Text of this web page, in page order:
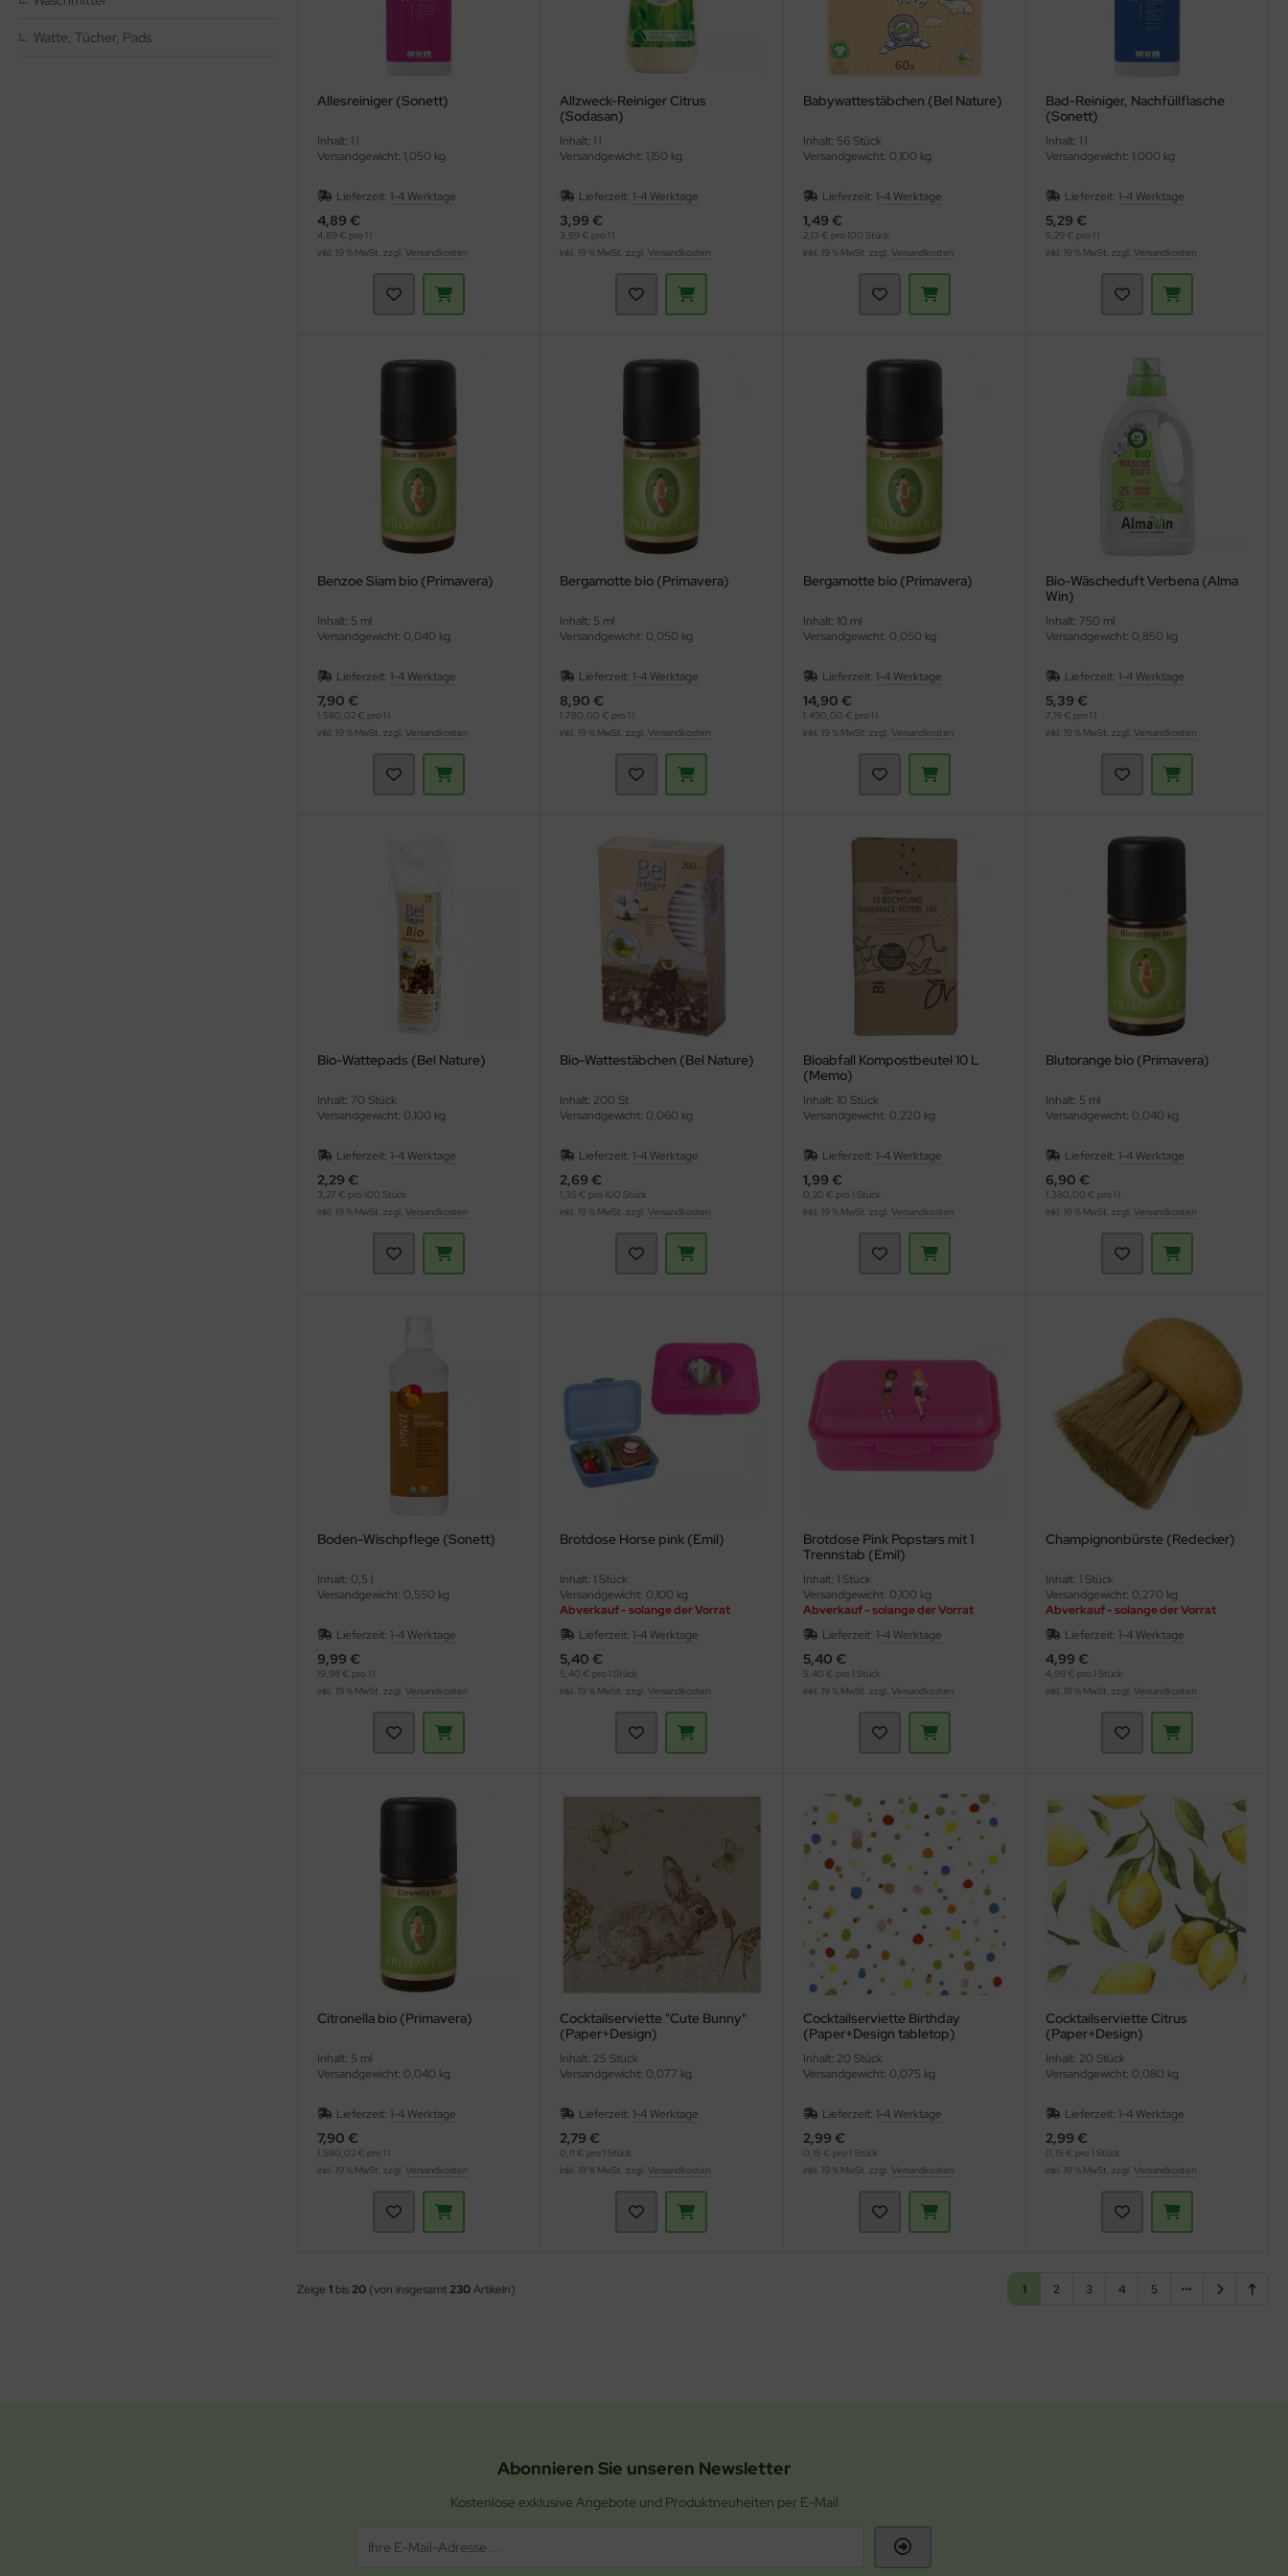
Watte, Tücher, Pads
Allesreiniger (Sonett)
Inhalt: 1 l
Versandgewicht: 1,050 kg
Lieferzeit: 1-4 Werktage
4,89 €
4,89 € pro 1 l
inkl. 19 % MwSt. zzgl. Versandkosten
Allzweck-Reiniger Citrus
(Sodasan)
Inhalt: 1 l
Versandgewicht: 1,150 kg
Lieferzeit:1-4 Werktage
3,99 €
3,99 € pro 1 l
inkl. 19 % MwSt. zzgl.Versandkosten
Babywattestäbchen (Bel Nature)
Inhalt: 56 Stück
Versandgewicht: 0,100 kg
Lieferzeit: 1-4 Werktage
1,49 €
2,13 € pro 100 Stück
inkl. 19 % MwSt. zzgl. Versandkosten
Bad-Reiniger, Nachfüllflasche
(Sonett)
Inhalt: 1 l
Versandgewicht: 1,000 kg
Lieferzeit: 1-4 Werktage
5,29 €
5,29 € pro 1 l
inkl. 19 % MwSt. zzgl. Versandkosten
Benzoe Siam bio (Primavera)
Inhalt: 5 ml
Versandgewicht: 0,040 kg
Lieferzeit: 1-4 Werktage
7,90 €
1.580,02 € pro 1 l
inkl. 19 % MwSt. zzgl. Versandkosten
Bergamotte bio (Primavera)
Inhalt: 5 ml
Versandgewicht: 0,050 kg
Lieferzeit:1-4 Werktage
8,90 €
1.780,00 € pro 1 l
inkl. 19 % MwSt. zzgl.Versandkosten
Bergamotte bio (Primavera)
Inhalt: 10 ml
Versandgewicht: 0,050 kg
Lieferzeit: 1-4 Werktage
14,90 €
1.490,00 € pro 1 l
inkl. 19 % MwSt. zzgl. Versandkosten
Bio-Wäscheduft Verbena (Alma
Win)
Inhalt: 750 ml
Versandgewicht: 0,850 kg
Lieferzeit: 1-4 Werktage
5,39 €
7,19 € pro 1 l
inkl. 19 % MwSt. zzgl. Versandkosten
Bio-Wattepads (Bel Nature)
Inhalt: 70 Stück
Versandgewicht: 0,100 kg
Lieferzeit: 1-4 Werktage
2,29 €
3,27 € pro 100 Stück
inkl. 19 % MwSt. zzgl. Versandkosten
Bio-Wattestäbchen (Bel Nature)
Inhalt: 200 St
Versandgewicht: 0,060 kg
Lieferzeit:1-4 Werktage
2,69 €
1,35 € pro 100 Stück
inkl. 19 % MwSt. zzgl.Versandkosten
Bioabfall Kompostbeutel 10 L
(Memo)
Inhalt: 10 Stück
Versandgewicht: 0,220 kg
Lieferzeit: 1-4 Werktage
1,99 €
0,20 € pro 1 Stück
inkl. 19 % MwSt. zzgl. Versandkosten
Blutorange bio (Primavera)
Inhalt: 5 ml
Versandgewicht: 0,040 kg
Lieferzeit: 1-4 Werktage
6,90 €
1.380,00 € pro 1 l
inkl. 19 % MwSt. zzgl. Versandkosten
Boden-Wischpflege (Sonett)
Inhalt: 0,5 l
Versandgewicht: 0,550 kg
Lieferzeit: 1-4 Werktage
9,99 €
19,98 € pro 1 l
inkl. 19 % MwSt. zzgl. Versandkosten
Brotdose Horse pink (Emil)
Inhalt: 1 Stück
Versandgewicht: 0,100 kg
Abverkauf - solange der Vorrat
reicht
Lieferzeit:1-4 Werktage
5,40 €
5,40 € pro 1 Stück
inkl. 19 % MwSt. zzgl.Versandkosten
Brotdose Pink Popstars mit 1
Trennstab (Emil)
Inhalt: 1 Stück
Versandgewicht: 0,100 kg
Abverkauf - solange der Vorrat
reicht
Lieferzeit: 1-4 Werktage
5,40 €
5,40 € pro 1 Stück
inkl. 19 % MwSt. zzgl. Versandkosten
Champignonbürste (Redecker)
Inhalt: 1 Stück
Versandgewicht: 0,270 kg
Abverkauf - solange der Vorrat
reicht
Lieferzeit: 1-4 Werktage
4,99 €
4,99 € pro 1 Stück
inkl. 19 % MwSt. zzgl. Versandkosten
Citronella bio (Primavera)
Inhalt: 5 ml
Versandgewicht: 0,040 kg
Lieferzeit: 1-4 Werktage
7,90 €
1.580,02 € pro 1 l
inkl. 19 % MwSt. zzgl. Versandkosten
Cocktailserviette "Cute Bunny"
(Paper+Design)
Inhalt: 25 Stück
Versandgewicht: 0,077 kg
Lieferzeit:1-4 Werktage
2,79 €
0,11 € pro 1 Stück
inkl. 19 % MwSt. zzgl.Versandkosten
Cocktailserviette Birthday
(Paper+Design tabletop)
Inhalt: 20 Stück
Versandgewicht: 0,075 kg
Lieferzeit: 1-4 Werktage
2,99 €
0,15 € pro 1 Stück
inkl. 19 % MwSt. zzgl. Versandkosten
Cocktailserviette Citrus
(Paper+Design)
Inhalt: 20 Stück
Versandgewicht: 0,080 kg
Lieferzeit: 1-4 Werktage
2,99 €
0,15 € pro 1 Stück
inkl. 19 % MwSt. zzgl. Versandkosten
Zeige 1 bis20 (von insgesamt230Artikeln) 1 2 3 4 5
Abonnieren Sie unseren Newsletter
Kostenlose exklusive Angebote und Produktneuheiten per E-Mail
und Sossen